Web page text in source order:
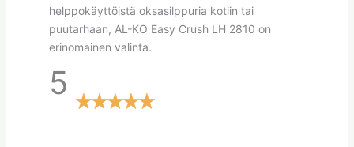
helppokäyttöistä oksasilppuria kotiin tai
puutarhaan, AL-KO Easy Crush LH 2810 on
erinomainen valinta.
5